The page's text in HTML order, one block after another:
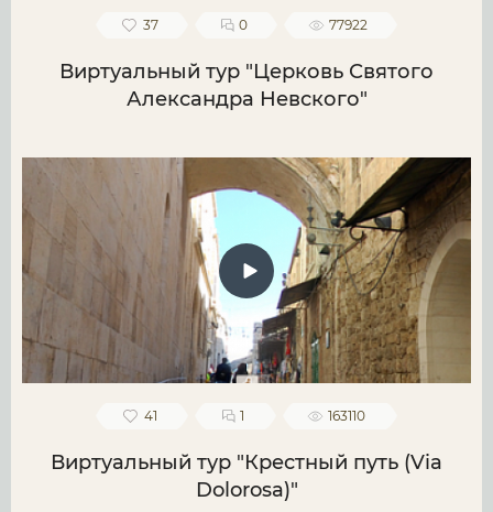
37 0 77922
Виртуальный тур "Церковь Святого
Александра Невского"
41 1 163110
Виртуальный тур "Крестный путь (Via
Dolorosa)"